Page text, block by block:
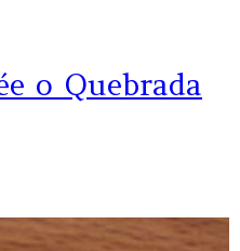
o Quebrada